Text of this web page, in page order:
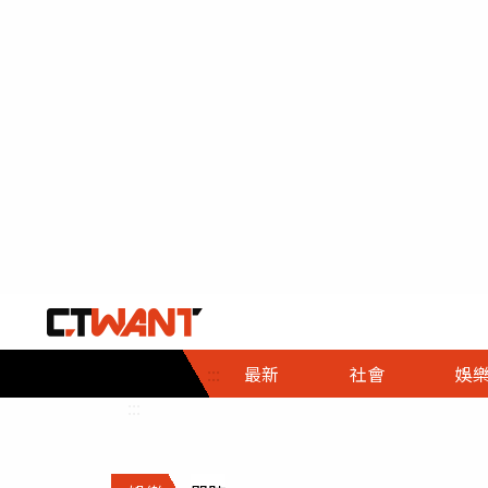
::: 最新 社會
社會首頁
時事
調查
娛樂
娛樂首頁
即時
財經首頁
熱線
政